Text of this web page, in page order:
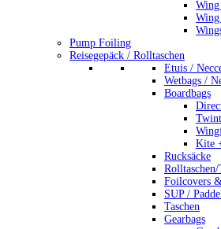
Wing
Wing
Pump Foiling
Reisegepäck / Rolltaschen
Etuis /
Wetbags /
Boardbags
Kite
Rucksäcke
Foilcovers
SUP /
Taschen
Gearbags